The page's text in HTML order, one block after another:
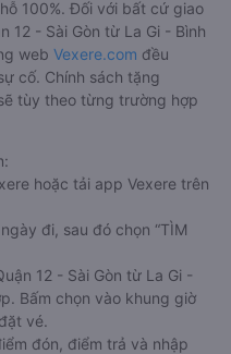
100%. Đối với bất cứ giao
12 - Sài Gòn từ La Gi - Bình
web Vexere.com đều
cố. Chính sách tặng
tùy theo từng trường hợp
hoặc tải app Vexere trên
đi, sau đó chọn “TÌM
12 - Sài Gòn từ La Gi -
Bấm chọn vào khung giờ
vé.
đón, điểm trả và nhập